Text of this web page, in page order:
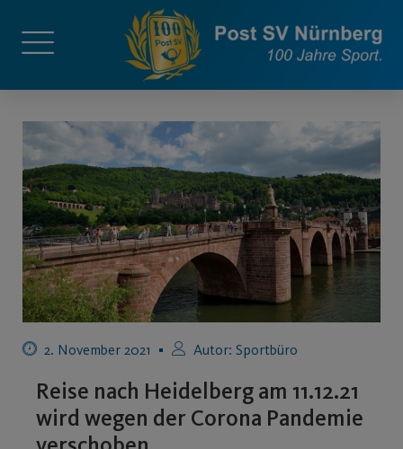
2. November 2021 Autor: Sportbüro
Reise nach Heidelberg am 11.12.21
wird wegen der Corona Pandemie